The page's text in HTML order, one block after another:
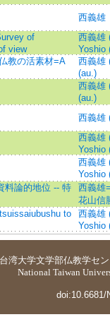
西義雄
of
view
西義雄
Yoshio
教の活素材=A
西義雄
(au.)
西義雄
(au.)
西義雄
西義雄
Yoshio
西義雄
Yoshio
料論的地位 -- 特
西義雄
花山信
to
西義雄
Yoshio
湾大学文学部仏教学セ
National Taiwan
doi:10.6681/